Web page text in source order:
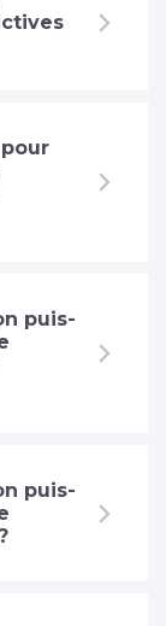
puis-
puis-